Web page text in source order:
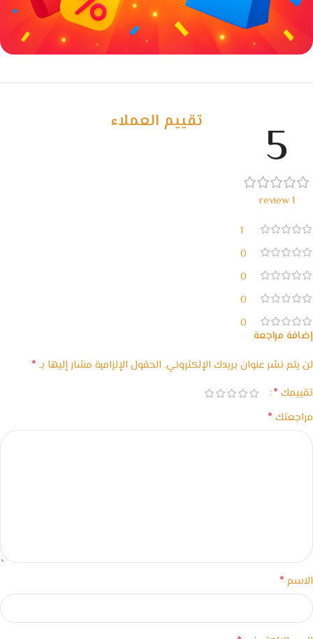
خصومات كبيرة
تقييم العملاء
5
1 review
1
0
0
0
0
إضافة مراجعة
لن يتم نشر عنوان بريدك الإلكتروني. الحقول الإلزامية مشار إليها بـ*
تقييمك *
مراجعتك *
الاسم *